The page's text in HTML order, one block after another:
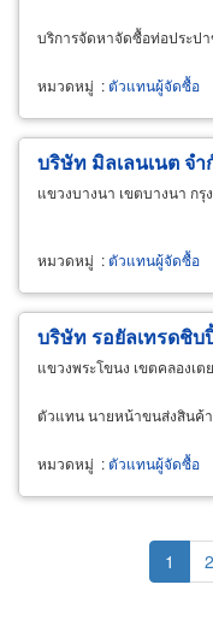
บริการจัดหาจัดซื้อท่อประ
หมวดหมู่ :ตัวแทนผู้จัดซื้อ
บริษัท มิลเลนเนต จำ
แขวงบางนา เขตบางนา กรุ
หมวดหมู่ :ตัวแทนผู้จัดซื้อ
บริษัท รอยัลเทรดชิบ
แขวงพระโขนง เขตคลองเ
ตัวแทน นายหน้าขนส่งสินค้า
หมวดหมู่ :ตัวแทนผู้จัดซื้อ
Current
page
1 2